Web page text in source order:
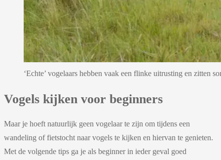
‘Echte’ vogelaars hebben vaak een flinke uitrusting en zitten
Vogels kijken voor beginners
Maar je hoeft natuurlijk geen vogelaar te zijn om tijdens een
wandeling of fietstocht naar vogels te kijken en hiervan te genieten.
Met de volgende tips ga je als beginner in ieder geval goed